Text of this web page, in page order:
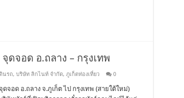
ดจอด อ.ถลาง – กรุงเทพ
นรถ, บริษัท ลิกไนท์ จำกัด, ภูเก็ตท่องเที่ยว 0
จอด อ.ถลาง จ.ภูเก็ต ไป กรุงเทพ (สายใต้ใหม่)